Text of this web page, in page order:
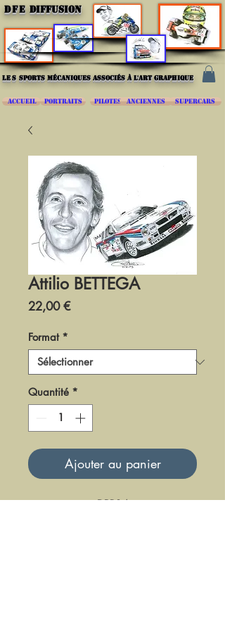
DFE DIFFUSION
les sports mécaniques associés à l'art graphique
ACCUEIL PORTRAITS PILOTES ANCIENNES SUPERCARS
Attilio BETTEGA
22,00 €Prix
Format *
Quantité *
Ajouter au panier
DPR14